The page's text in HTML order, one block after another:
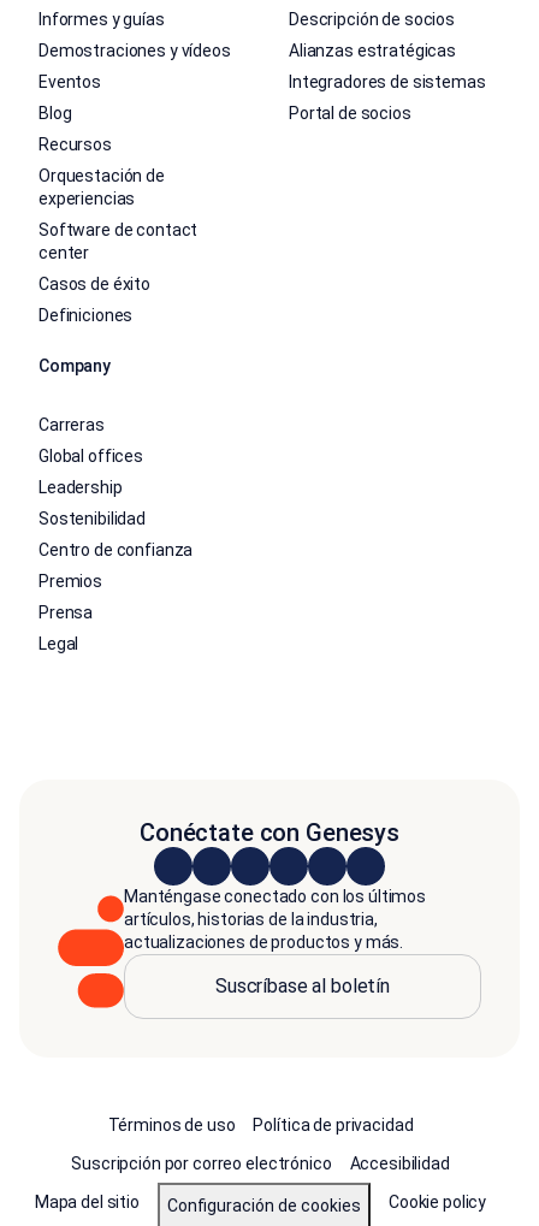
Informes y guías
Demostraciones y vídeos
Eventos
Blog
Recursos
Orquestación de
experiencias
Software de contact
center
Casos de éxito
Definiciones
Descripción de socios
Alianzas estratégicas
Integradores de sistemas
Portal de socios
Company
Carreras
Global offices
Leadership
Sostenibilidad
Centro de confianza
Premios
Prensa
Legal
Conéctate con Genesys
Manténgase conectado con los últimos
artículos, historias de la industria,
actualizaciones de productos y más.
Suscríbase al boletín
Términos de uso
Política de privacidad
Suscripción por correo electrónico
Accesibilidad
Mapa del sitio
Configuración de cookies Cookie policy